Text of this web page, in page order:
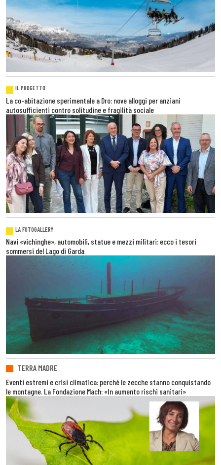
IL PROGETTO
La co-abitazione sperimentale a Dro: nove alloggi per anziani
autosufficienti contro solitudine e fragilità sociale
LA FOTOGALLERY
Navi «vichinghe», automobili, statue e mezzi militari: ecco i tesori
sommersi del Lago di Garda
TERRA MADRE
Eventi estremi e crisi climatica: perché le zecche stanno conquistando
le montagne. La Fondazione Mach: «In aumento rischi sanitari»